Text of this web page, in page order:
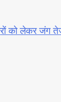
को लेकर जंग